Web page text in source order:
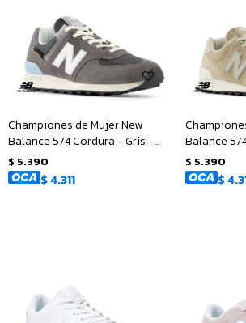
Championes de Mujer New
Balance 574 Cordura - Gris -
Blanco
$ 5.390
$4.311
Balance
$ 5.390
$